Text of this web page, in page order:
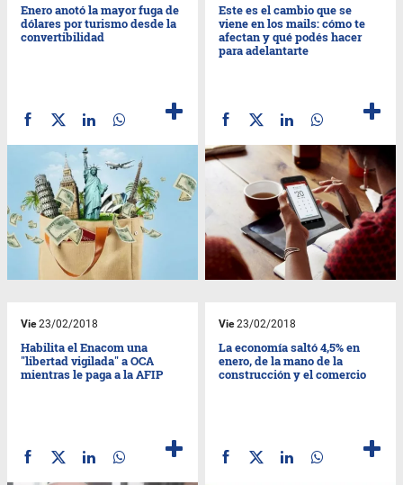
Enero anotó la mayor fuga de
dólares por turismo desde la
convertibilidad
Este es el cambio que se
viene en los mails: cómo te
afectan y qué podés hacer
para adelantarte
Vie23/02/2018
Habilita el Enacom una
"libertad vigilada" a OCA
mientras le paga a la AFIP
Vie23/02/2018
La economía saltó 4,5% en
enero, de la mano de la
construcción y el comercio